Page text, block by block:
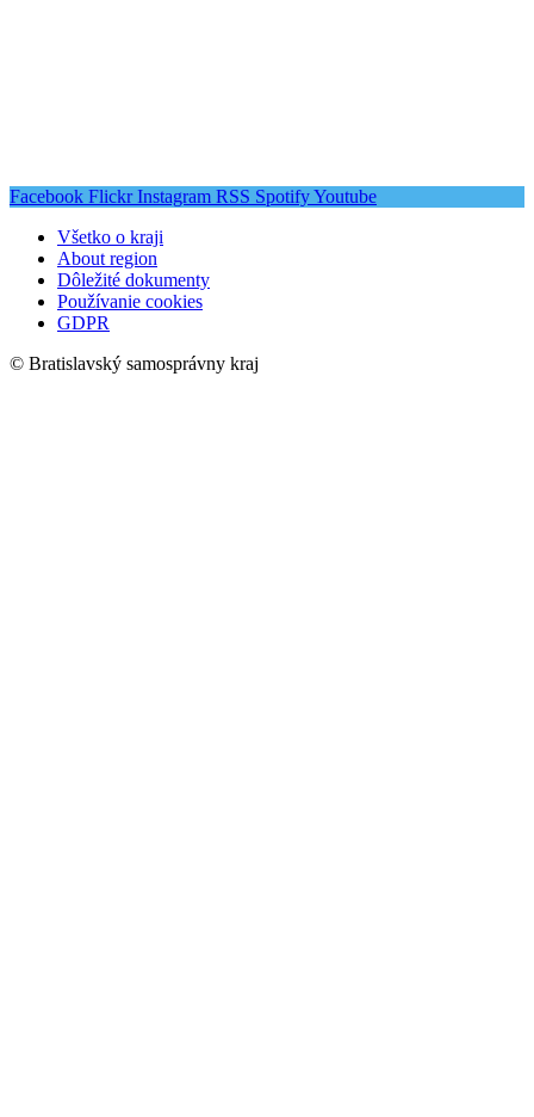
Facebook Flickr Instagram RSS SpotifyYoutube
Všetko o kraji
About region
Dôležité dokumenty
Používanie cookies
GDPR
© Bratislavský samosprávny kraj